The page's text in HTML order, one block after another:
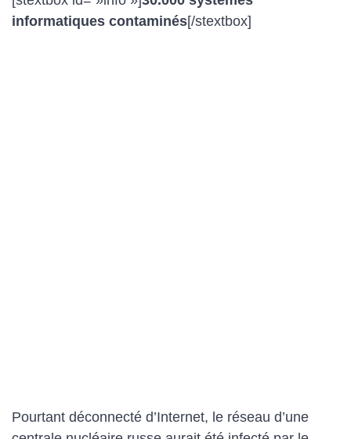
informatiques contaminés[/stextbox]
Pourtant déconnecté d’Internet, le réseau d’une